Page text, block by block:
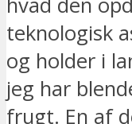
teknologisk
og holder i
jeg har
frugt. En af